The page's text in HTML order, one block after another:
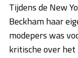
Tijdens de New
Beckham haar
modepers was
kritische over het